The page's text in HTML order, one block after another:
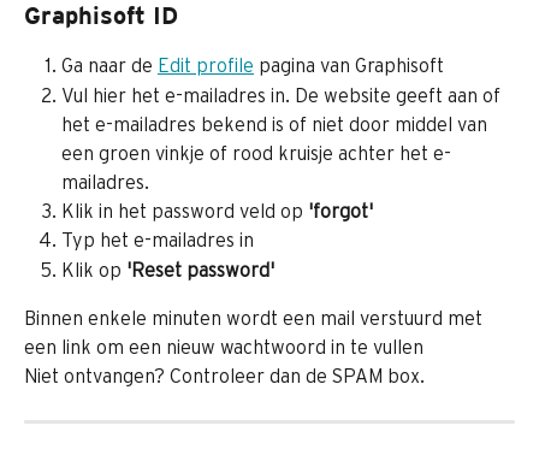
Graphisoft ID
Ga naar de Edit profile pagina van Graphisoft
Vul hier het e-mailadres in. De website geeft aan of
het e-mailadres bekend is of niet door middel van
een groen vinkje of rood kruisje achter het e-
mailadres.
Klik in het password veld op 'forgot'
Typ het e-mailadres in
Klik op 'Reset password'
Binnen enkele minuten wordt een mail verstuurd met
een link om een nieuw wachtwoord in te vullen
Niet ontvangen? Controleer dan de SPAM box.